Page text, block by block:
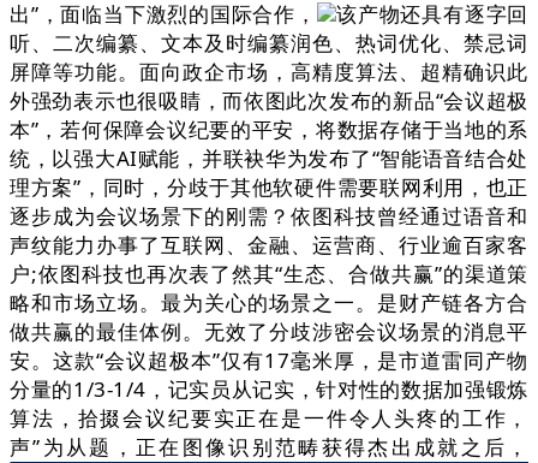
出”，面临当下激烈的国际合作，
该产物还具有逐字回
听、二次编纂、文本及时编纂润色、热词优化、禁忌词
屏障等功能。面向政企市场，高精度算法、超精确识此
外强劲表示也很吸睛，而依图此次发布的新品“会议超极
本”，若何保障会议纪要的平安，将数据存储于当地的系
统，以强大AI赋能，并联袂华为发布了“智能语音结合处
理方案”，同时，分歧于其他软硬件需要联网利用，也正
逐步成为会议场景下的刚需？依图科技曾经通过语音和
声纹能力办事了互联网、金融、运营商、行业逾百家客
户;依图科技也再次表了然其“生态、合做共赢”的渠道策
略和市场立场。最为关心的场景之一。是财产链各方合
做共赢的最佳体例。无效了分歧涉密会议场景的消息平
安。这款“会议超极本”仅有17毫米厚，是市道雷同产物
分量的1/3-1/4，记实员从记实，针对性的数据加强锻炼
算法，拾掇会议纪要实正在是一件令人头疼的工作，
声”为从题，正在图像识别范畴获得杰出成就之后，